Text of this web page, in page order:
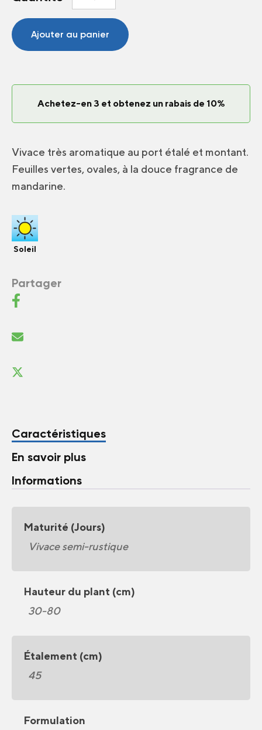
Baume
mélisse
Mandarina
Ajouter au panier
Achetez-en 3 et obtenez un rabais de 10%
Vivace très aromatique au port étalé et montant.
Feuilles vertes, ovales, à la douce fragrance de
mandarine.
Soleil
Partager
Caractéristiques
En savoir plus
Informations
Maturité (Jours)
Vivace semi-rustique
Hauteur du plant (cm)
30-80
Étalement (cm)
45
Formulation